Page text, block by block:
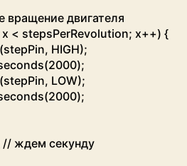
вращение двигателя
x < stepsPerRevolution; x++) {
(stepPin, HIGH);
(2000);
(stepPin, LOW);
(2000);
// ждем секунду